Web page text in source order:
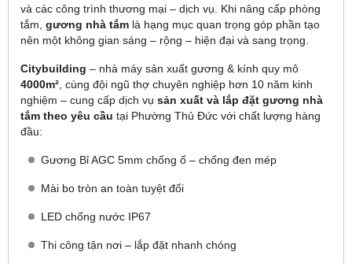
và các công trình thương mại – dịch vụ. Khi nâng cấp phòng
tắm, gương nhà tắm là hạng mục quan trọng góp phần tạo
nên một không gian sáng – rộng – hiện đại và sang trọng.
Citybuilding – nhà máy sản xuất gương & kính quy mô
4000m² , cùng đội ngũ thợ chuyên nghiệp hơn 10 năm kinh
nghiệm – cung cấp dịch vụ sản xuất và lắp đặt gương nhà
tắm theo yêu cầu tại Phường Thủ Đức với chất lượng hàng
đầu:
Gương Bỉ AGC 5mm chống ố – chống đen mép
Mài bo tròn an toàn tuyệt đối
LED chống nước IP67
Thi công tận nơi – lắp đặt nhanh chóng